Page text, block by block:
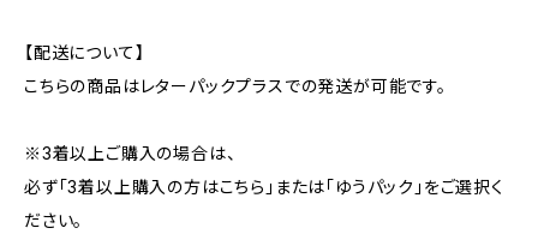
【配送について】
こちらの商品はレターパックプラスでの発送が可能です。
※3着以上ご購入の場合は、
必ず「3着以上購入の方はこちら」または「ゆうパック」をご選択く
ださい。